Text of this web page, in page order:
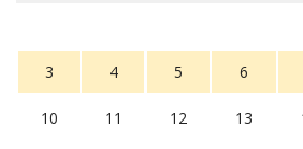
3 4 5 6
10 11 12 13